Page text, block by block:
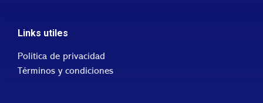
Links utiles
Política de privacidad
Términos y condiciones